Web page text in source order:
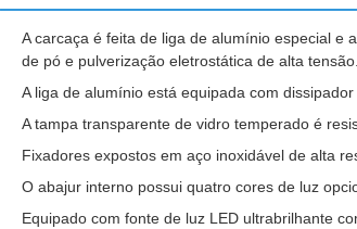
A carcaça é feita de liga de alumínio especial e
de pó e pulverização eletrostática de alta tensão.
A liga de alumínio está equipada com
A tampa transparente de vidro temperado é
Fixadores expostos em aço inoxidável de alta
O abajur interno possui quatro cores de luz
Equipado com fonte de luz LED ultrabrilhante